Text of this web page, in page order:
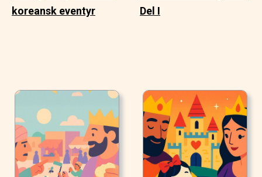
koreansk eventyr
Del I